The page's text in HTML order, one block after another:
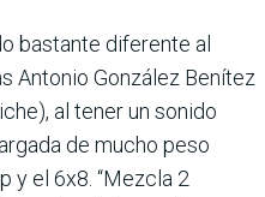
bastante diferente al
Antonio González Benítez
al tener un sonido
de mucho peso
y el 6x8. “Mezcla 2